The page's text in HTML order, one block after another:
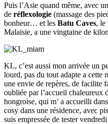
Puis l’Asie quand même, avec
de réflexologie (massage des
bonheur… et les Batu Caves, le
Malaisie, a une vingtaine de
KL, c’est aussi mon arrivée un
lourd, pas du tout adapte a cette
une envie de repères, de
oubliée par l’accueil chaleureux
hongroise, qui m’ a accueilli
cosy dans une résidence, avec
suis empressée de tester